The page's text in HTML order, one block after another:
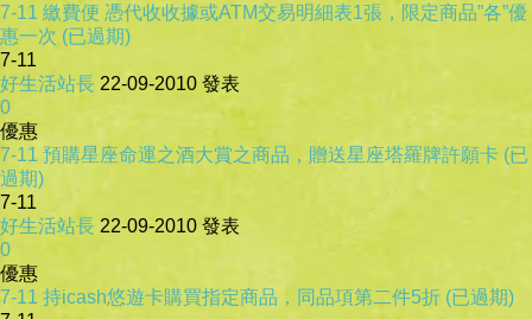
7-11 繳費便 憑代收收據或ATM交易明細表1張，限定商品”各”優
惠一次 (已過期)
7-11
好生活站長 22-09-2010 發表
0
優惠
7-11 預購星座命運之酒大賞之商品，贈送星座塔羅牌許願卡 (已
過期)
7-11
好生活站長 22-09-2010 發表
0
優惠
7-11 持icash悠遊卡購買指定商品，同品項第二件5折 (已過期)